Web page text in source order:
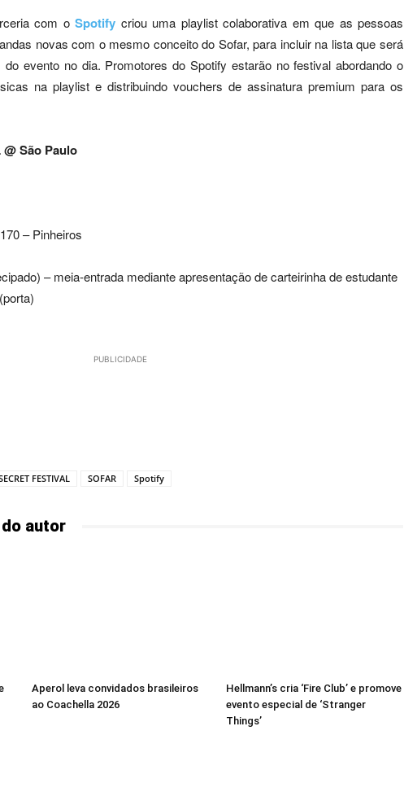
com o Spotify criou uma playlist colaborativa em que as pessoas
novas com o mesmo conceito do Sofar, para incluir na lista que será
evento no dia. Promotores do Spotify estarão no festival abordando o
na playlist e distribuindo vouchers de assinatura premium para os
@ São Paulo
– Pinheiros
– meia-entrada mediante apresentação de carteirinha de estudante
PUBLICIDADE
FESTIVAL SOFAR Spotify
do autor
Aperol leva convidados brasileiros
ao Coachella 2026
Hellmann’s cria ‘Fire Club’ e promove
evento especial de ‘Stranger
Things’